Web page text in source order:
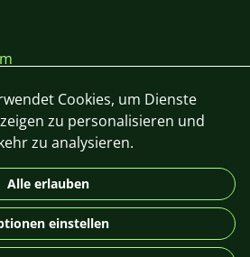
DE
© 2026 For Aquarist
Cookies, um Dienste
zu personalisieren und
zu analysieren.
Alle erlauben
einstellen